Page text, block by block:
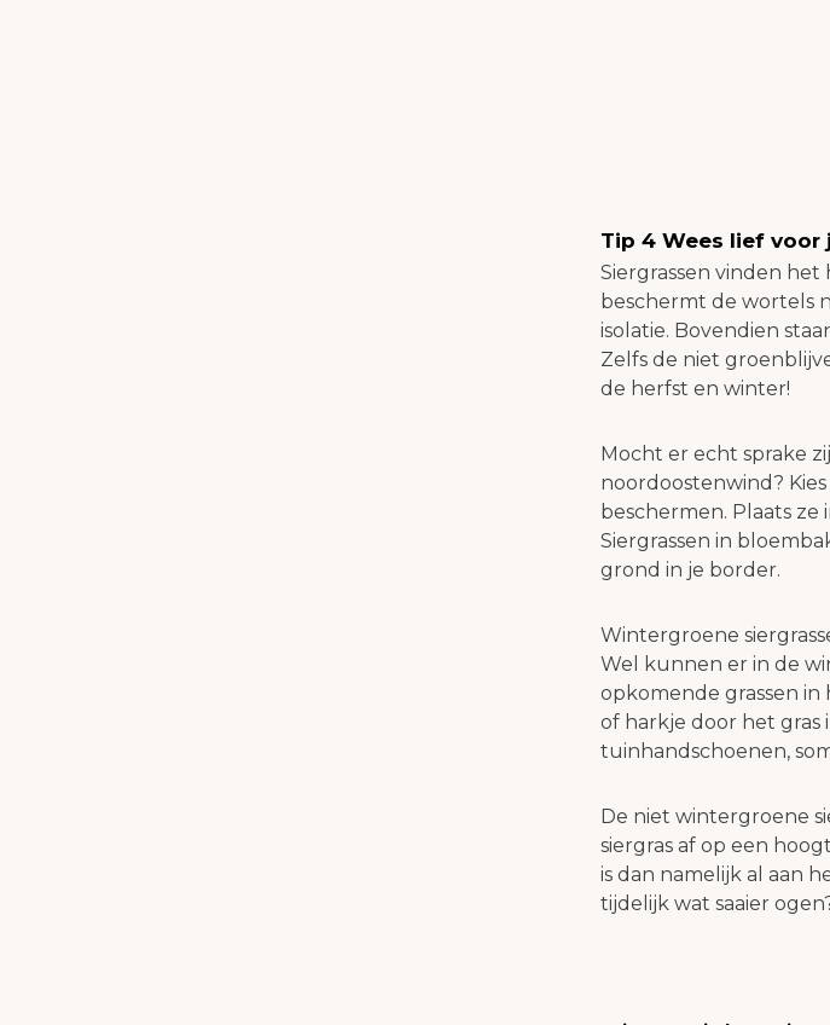
Tip 4 Wees lief
Siergrassen vinden
beschermt de wortels
isolatie. Bovendien
Zelfs de niet
de herfst en winter!
Mocht er echt sprake
noordoostenwind?
beschermen. Plaats
Siergrassen in
grond in je border.
Wintergroene
Wel kunnen er in de
opkomende grassen in
of harkje door het gras
tuinhandschoenen,
De niet wintergroene
siergras af op een
is dan namelijk al aan
tijdelijk wat saaier